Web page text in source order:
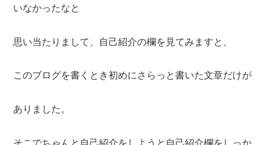
いなかったなと
思い当たりまして、自己紹介の欄を見てみますと、
このブログを書くとき初めにさらっと書いた文章だけが
ありました。
そこでちゃんと自己紹介をしようと自己紹介欄をしっか